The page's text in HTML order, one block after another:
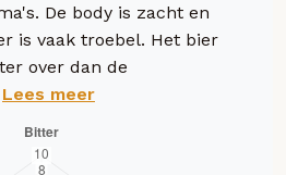
De body is zacht en
is vaak troebel. Het bier
over dan de
Lees meer